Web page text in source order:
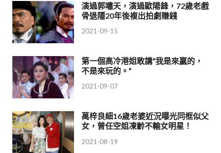
演過郭嘯天，演過歐陽鋒，72歲老戲
骨退隱20年後複出拍劇賺錢
2021-09-15
第一個高冷港姐敢講“我是來贏的，
不是來玩的。”
2021-09-07
萬梓良細16歲老婆近況曝光同框似父
女，曾任空姐凍齡不輸女明星！
2021-08-19